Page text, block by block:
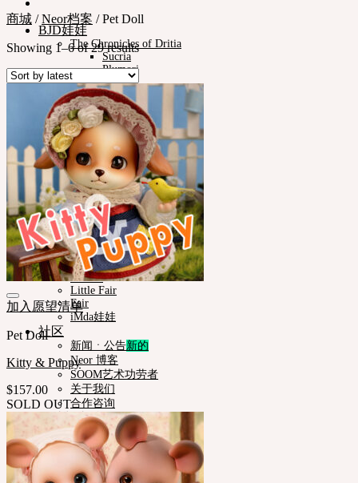
BJD娃娃
The Chronicles of Dritia
Sucria
Plumori
娃娃类型
Neor 13
款式
眼珠
衣服
化妆保养品
娃娃支架ㆍ棉包
化妆工具
组装工具
修正工具
Neor档案
Pet Doll
Timp
Nappy Choo
Rosette
Little Fair
Fair
iMda娃娃
社区
新闻ㆍ公告
Neor 博客
SOOM艺术功劳者
关于我们
合作咨询
帮助与支持
购物指南
娃娃详细尺寸
娃娃肤色指南
使用说明书
商城 / Neor档案 /Pet Doll
Showing 1–6 of 29 results
加入愿望清单
Pet Doll
Kitty & Puppy
$157.00
SOLD OUT